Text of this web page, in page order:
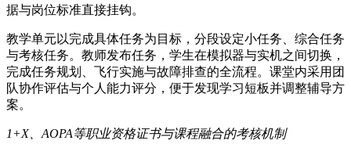
据与岗位标准直接挂钩。
教学单元以完成具体任务为目标，分段设定小任务、综合任务
与考核任务。教师发布任务，学生在模拟器与实机之间切换，
完成任务规划、飞行实施与故障排查的全流程。课堂内采用团
队协作评估与个人能力评分，便于发现学习短板并调整辅导方
案。
1+X、AOPA等职业资格证书与课程融合的考核机制